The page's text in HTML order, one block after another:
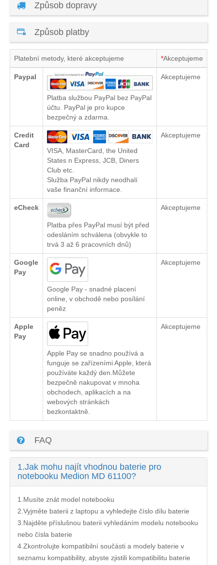
Způsob dopravy
Způsob platby
Platební metody, které akceptujeme *Akceptujeme
Paypal
Platba službou PayPal bez PayPal
účtu. PayPal je pro kupce
bezpečný a zdarma.
Akceptujeme
Credit
Card
VISA, MasterCard, the United
States n Express, JCB, Diners
Club etc.
Služba PayPal nikdy neodhalí
vaše finanční informace.
Akceptujeme
eCheck
Platba přes PayPal musí být před
odesláním schválena (obvykle to
trvá 3 až 6 pracovních dnů)
Akceptujeme
Google
Pay
Google Pay - snadné placení
online, v obchodě nebo posílání
peněz
Akceptujeme
Apple
Pay
Apple Pay se snadno používá a
funguje se zařízeními Apple, která
používáte každý den.Můžete
bezpečně nakupovat v mnoha
obchodech, aplikacích a na
webových stránkách
bezkontaktně.
Akceptujeme
FAQ
1.Jak mohu najít vhodnou baterie pro
notebooku Medion MD 61100?
1.Musíte znát model notebooku
2.Vyjměte baterii z laptopu a vyhledejte číslo dílu baterie
3.Najděte příslušnou baterii vyhledáním modelu notebooku
nebo čísla baterie
4.Zkontrolujte kompatibilní součásti a modely baterie v
seznamu kompatibility, abyste zjistili kompatibilitu baterie